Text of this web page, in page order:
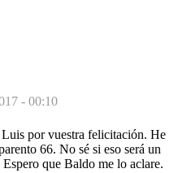
- 00:10
por vuestra felicitación. He
66. No sé si eso será un
que Baldo me lo aclare.